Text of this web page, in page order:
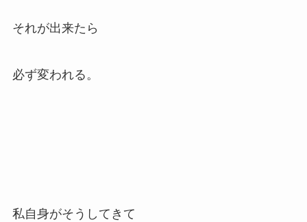
それが出来たら
必ず変われる。
私自身がそうしてきて